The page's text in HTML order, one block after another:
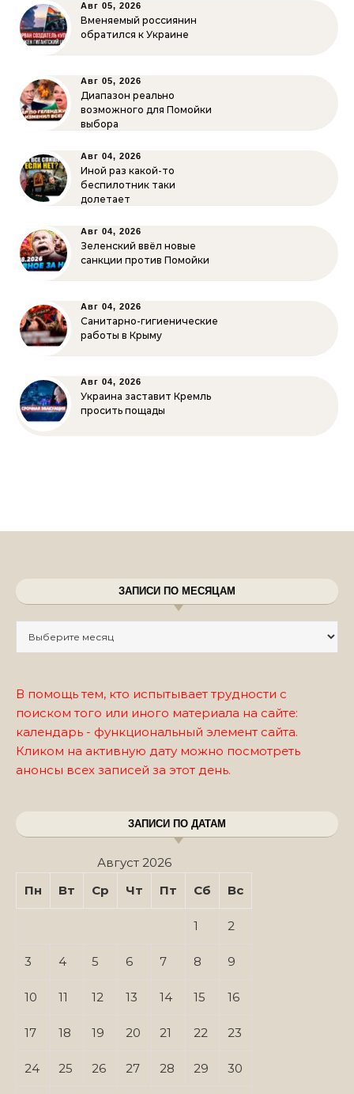
Авг 05, 2026
Вменяемый россиянин
обратился к Украине
Авг 05, 2026
Диапазон реально
возможного для Помойки
выбора
Авг 04, 2026
Иной раз какой-то
беспилотник таки
долетает
Авг 04, 2026
Зеленский ввёл новые
санкции против Помойки
Авг 04, 2026
Санитарно-гигиенические
работы в Крыму
Авг 04, 2026
Украина заставит Кремль
просить пощады
ЗАПИСИ ПО МЕСЯЦАМ
В помощь тем, кто испытывает трудности с
поиском того или иного материала на сайте:
календарь - функциональный элемент сайта.
Кликом на активную дату можно посмотреть
анонсы всех записей за этот день.
ЗАПИСИ ПО ДАТАМ
Август 2026
Пн
Вт Ср Чт Пт Сб Вс
1 2
3 4 5 6 7 8 9
10 11 12 13 14 15 16
17 18 19 20 21 22 23
24 25 26 27 28 29 30